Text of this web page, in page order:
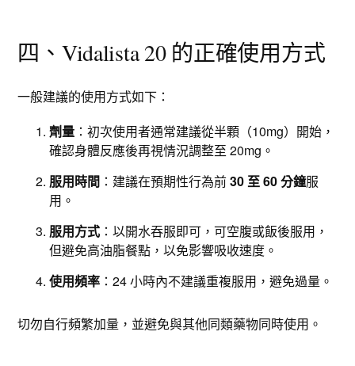
四、Vidalista 20 的正確使用方式
一般建議的使用方式如下：
劑量 ：初次使用者通常建議從半顆（10mg）開始，
確認身體反應後再視情況調整至 20mg。
服用時間 ：建議在預期性行為前30 至 60 分鐘服
用。
服用方式 ：以開水吞服即可，可空腹或飯後服用，
但避免高油脂餐點，以免影響吸收速度。
使用頻率 ：24 小時內不建議重複服用，避免過量。
切勿自行頻繁加量，並避免與其他同類藥物同時使用。